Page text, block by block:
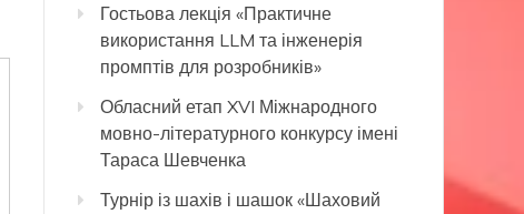
Гостьова лекція «Практичне
використання LLM та інженерія
промптів для розробників»
Обласний етап XVI Міжнародного
мовно-літературного конкурсу імені
Тараса Шевченка
Турнір із шахів і шашок «Шаховий